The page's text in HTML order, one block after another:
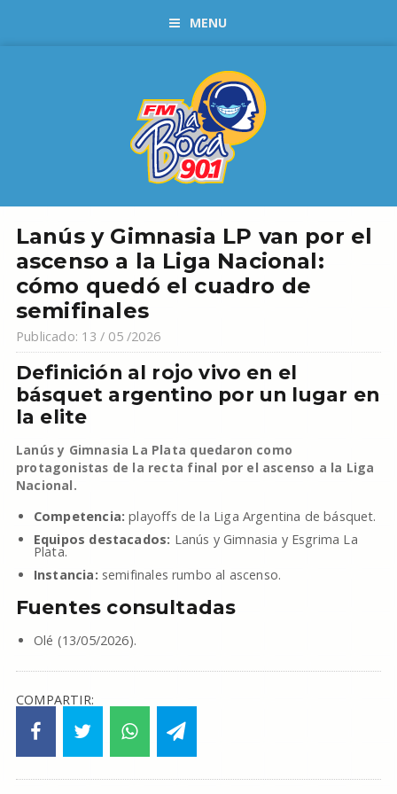
MENU
Lanús y Gimnasia LP van por el
ascenso a la Liga Nacional:
cómo quedó el cuadro de
semifinales
Publicado: 13 / 05 /2026
Definición al rojo vivo en el
básquet argentino por un lugar en
la elite
Lanús y Gimnasia La Plata quedaron como
protagonistas de la recta final por el ascenso a la Liga
Nacional.
Competencia: playoffs de la Liga Argentina de básquet.
Equipos destacados: Lanús y Gimnasia y Esgrima La
Plata.
Instancia: semifinales rumbo al ascenso.
Fuentes consultadas
Olé (13/05/2026).
COMPARTIR: